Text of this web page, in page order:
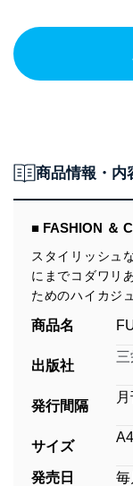
商品情報・内
■ FASHION ＆
スタイリッシュ
にまでコダワリ
ためのハイカジ
商品名
出版社
三
発行間隔
月
サイズ
発売日 毎